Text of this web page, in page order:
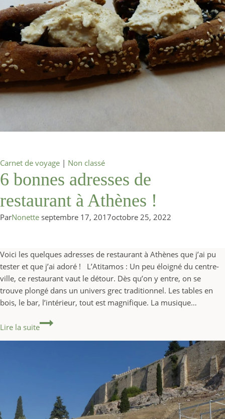
Carnet de voyage | Non classé
6 bonnes adresses de
restaurant à Athènes !
ParNonette septembre 17, 2017octobre 25, 2022
Voici les quelques adresses de restaurant à Athènes que j’ai pu
tester et que j’ai adoré ! L’Atitamos : Un peu éloigné du centre-
ville, ce restaurant vaut le détour. Dès qu’on y entre, on se
trouve plongé dans un univers grec traditionnel. Les tables en
bois, le bar, l’intérieur, tout est magnifique. La musique…
Lire la suite
6 bonnes adresses de restaurant à Athènes !